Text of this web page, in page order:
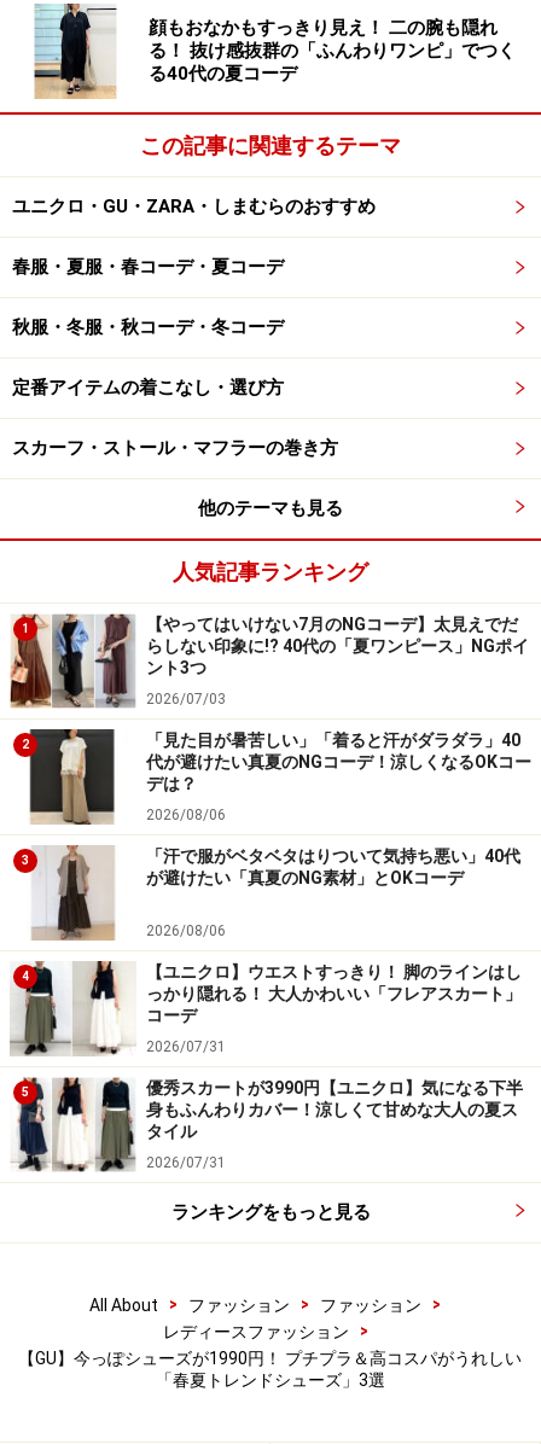
2. 定番シューズも厚底なら今っぽい！ 最新
「ビットローファー」
込）
「ボリュームソールビットローファー」（税込2990円）
は、ベーシックなローファーに旬のボリュームソールを
プラスしたシューズ。厚みのあるソール部分には、異な
る2層素材の低反発クッションが使われており、はき心
地も快適です。
見た目はローファーならではの落ち着いた印象で「厚底
感」が目立ちすぎないため、大人の女性もトライしやす
2色。抗菌防臭機能もついているため、蒸れやすい梅雨
～夏の季節も安心です。
きれいめなセットアップコーデにもフィットします 出典：
StyleHint
写真はオーバーサイズのジャケットとテーパードパンツ
の、きれい見えするセットアップコーデ。丸みのあるロ
ーファーの程よい重厚感がコーディネートを引き締めて
くれています。
トラッドなテイストのローファーは、きれいめだけでな
く、ロゴTシャツなどのカジュアルなアイテムとも相性
◎。幅広い着こなしに合わせられるのもメリットです。
3. 楽ちん＆デザイン性も抜群！ 「厚底スポ
ーツサンダル」
「ボリュームソールパフィースポーツサンダル」（税込
2990円）は、クロスベルト部分にぷっくりと丸みのあ
顔もおなかもすっきり見え！ 二の腕も隠れ
る！ 抜け感抜群の「ふんわりワンピ」でつく
る40代の夏コーデ
この記事に関連するテーマ
ユニクロ・GU・ZARA・しまむらのおすすめ
春服・夏服・春コーデ・夏コーデ
秋服・冬服・秋コーデ・冬コーデ
定番アイテムの着こなし・選び方
スカーフ・ストール・マフラーの巻き方
他のテーマも見る
人気記事ランキング
1
【やってはいけない7月のNGコーデ】太見えでだ
らしない印象に!? 40代の「夏ワンピース」NGポイ
ント3つ
2026/07/03
2
「見た目が暑苦しい」「着ると汗がダラダラ」40
代が避けたい真夏のNGコーデ！涼しくなるOKコー
デは？
2026/08/06
3
「汗で服がベタベタはりついて気持ち悪い」40代
が避けたい「真夏のNG素材」とOKコーデ
2026/08/06
4
【ユニクロ】ウエストすっきり！ 脚のラインはし
っかり隠れる！ 大人かわいい「フレアスカート」
コーデ
2026/07/31
5
優秀スカートが3990円【ユニクロ】気になる下半
身もふんわりカバー！涼しくて甘めな大人の夏ス
タイル
2026/07/31
ランキングをもっと見る
All About > ファッション > ファッション
>
レディースファッション
>
【GU】今っぽシューズが1990円！ プチプラ＆高コスパがうれしい
「春夏トレンドシューズ」3選